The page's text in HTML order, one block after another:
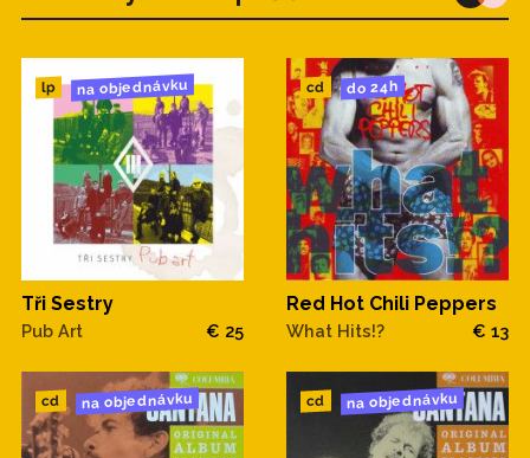
lp na objednávku
Tři Sestry
Pub Art € 25
cd do 24h
Red Hot Chili Peppers
What Hits!? € 13
cd na objednávku cd na objednávku